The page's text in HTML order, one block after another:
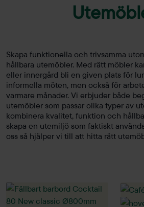
Skapa funktionella och trivsamma
hållbara utemöbler. Med rätt möbler
eller innergård bli en given plats för
informella möten, men också för
varmare månader. Vi erbjuder både
utemöbler som passar olika typer av
kombinera kvalitet, funktion och
skapa en utemiljö som faktiskt
oss så hjälper vi till att hitta rätt